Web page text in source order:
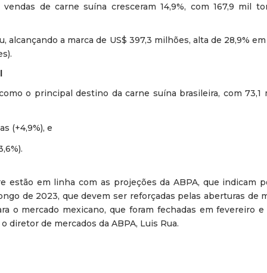
de carne suína cresceram 14,9%, com 167,9 mil
alcançando a marca de US$ 397,3 milhões, alta de 28,9%
o principal destino da carne suína brasileira, com 73,1
(+4,9%), e
estão em linha com as projeções da ABPA, que indicam
de 2023, que devem ser reforçadas pelas aberturas de
o mercado mexicano, que foram fechadas em fevereiro
diretor de mercados da ABPA, Luis Rua.